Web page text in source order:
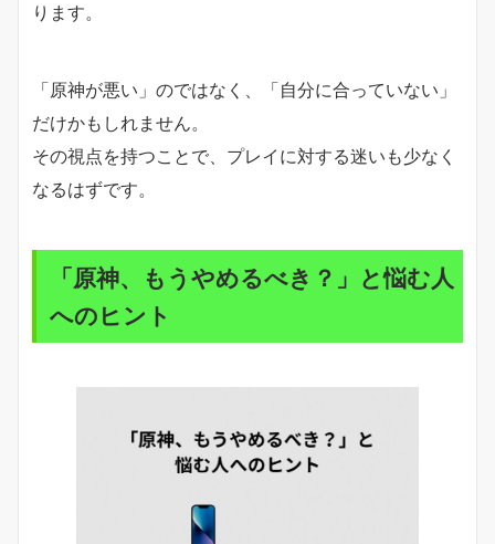
ります。
「原神が悪い」のではなく、「自分に合っていない」
だけかもしれません。
その視点を持つことで、プレイに対する迷いも少なく
なるはずです。
「原神、もうやめるべき？」と悩む人
へのヒント